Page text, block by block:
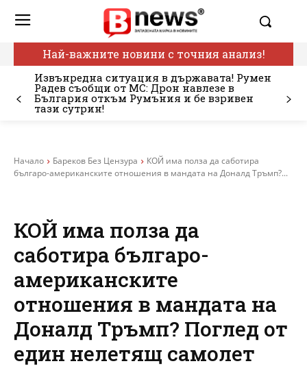
Най-важните новини с точния анализ!
Извънредна ситуация в държавата! Румен
Радев съобщи от МС: Дрон навлезе в
България откъм Румъния и бе взривен
тази сутрин!
Начало Бареков Без Цензура
КОЙ има полза да саботира
българо-американските отношения в мандата на Доналд Тръмп?...
КОЙ има полза да
саботира българо-
американските
отношения в мандата на
Доналд Тръмп? Поглед от
един нелетящ самолет